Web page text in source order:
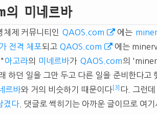
의 미네르바
체제 커뮤니티인 QAOS.com 에는
전격 체포되고 QAOS.com
에는
아고라의 미네르바가 QAOS.com의
하던 일을 그만 두고 다른 일을 준비한다고
르바와 거의 비슷하기 때문이다 [3]
다. 그런
겼다 . 댓글로 썩히기는 아까운 글이므로 여